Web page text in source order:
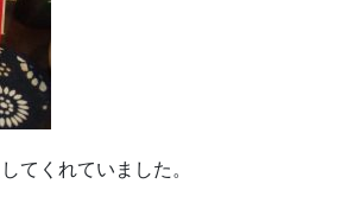
てくれていました。